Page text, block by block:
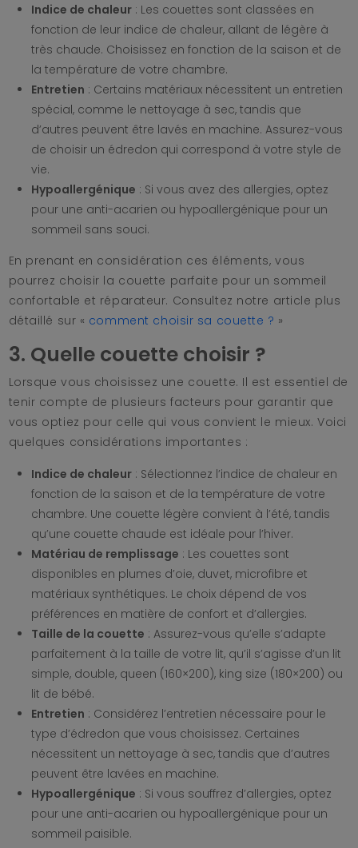
Indice de chaleur: Les couettes sont classées en
fonction de leur indice de chaleur, allant de légère à
très chaude. Choisissez en fonction de la saison et de
la température de votre chambre.
Entretien : Certains matériaux nécessitent un entretien
spécial, comme le nettoyage à sec, tandis que
d’autres peuvent être lavés en machine. Assurez-vous
de choisir un édredon qui correspond à votre style de
vie.
Hypoallergénique : Si vous avez des allergies, optez
pour une anti-acarien ou hypoallergénique pour un
sommeil sans souci.
En prenant en considération ces éléments, vous
pourrez choisir la couette parfaite pour un sommeil
confortable et réparateur. Consultez notre article plus
détaillé sur « comment choisir sa couette ? »
3. Quelle couette choisir ?
Lorsque vous choisissez une couette. Il est essentiel de
tenir compte de plusieurs facteurs pour garantir que
vous optiez pour celle qui vous convient le mieux. Voici
quelques considérations importantes :
Indice de chaleur: Sélectionnez l’indice de chaleur en
fonction de la saison et de la température de votre
chambre. Une couette légère convient à l’été, tandis
qu’une couette chaude est idéale pour l’hiver.
Matériau de remplissage : Les couettes sont
disponibles en plumes d’oie, duvet, microfibre et
matériaux synthétiques. Le choix dépend de vos
préférences en matière de confort et d’allergies.
Taille de la couette : Assurez-vous qu’elle s’adapte
parfaitement à la taille de votre lit, qu’il s’agisse d’un lit
simple, double, queen (160×200), king size (180×200) ou
lit de bébé.
Entretien : Considérez l’entretien nécessaire pour le
type d’édredon que vous choisissez. Certaines
nécessitent un nettoyage à sec, tandis que d’autres
peuvent être lavées en machine.
Hypoallergénique : Si vous souffrez d’allergies, optez
pour une anti-acarien ou hypoallergénique pour un
sommeil paisible.